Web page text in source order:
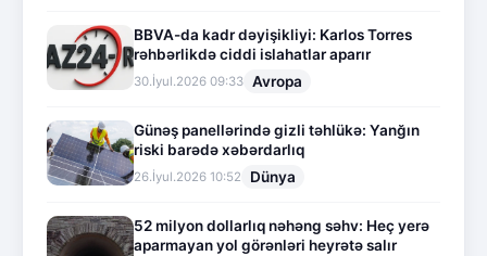
BBVA-da kadr dəyişikliyi: Karlos Torres
rəhbərlikdə ciddi islahatlar aparır
30.İyul.2026 09:33 Avropa
Günəş panellərində gizli təhlükə: Yanğın
riski barədə xəbərdarlıq
26.İyul.2026 10:52 Dünya
52 milyon dollarlıq nəhəng səhv: Heç yerə
aparmayan yol görənləri heyrətə salır